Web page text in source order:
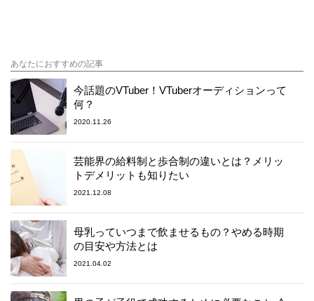
あなたにおすすめの記事
今話題のVTuber！VTuberオーディションって
何？
2020.11.26
芸能界の給料制と歩合制の違いとは？メリッ
トデメリットも知りたい
2021.12.08
母乳っていつまで飲ませるもの？やめる時期
の目安や方法とは
2021.04.02